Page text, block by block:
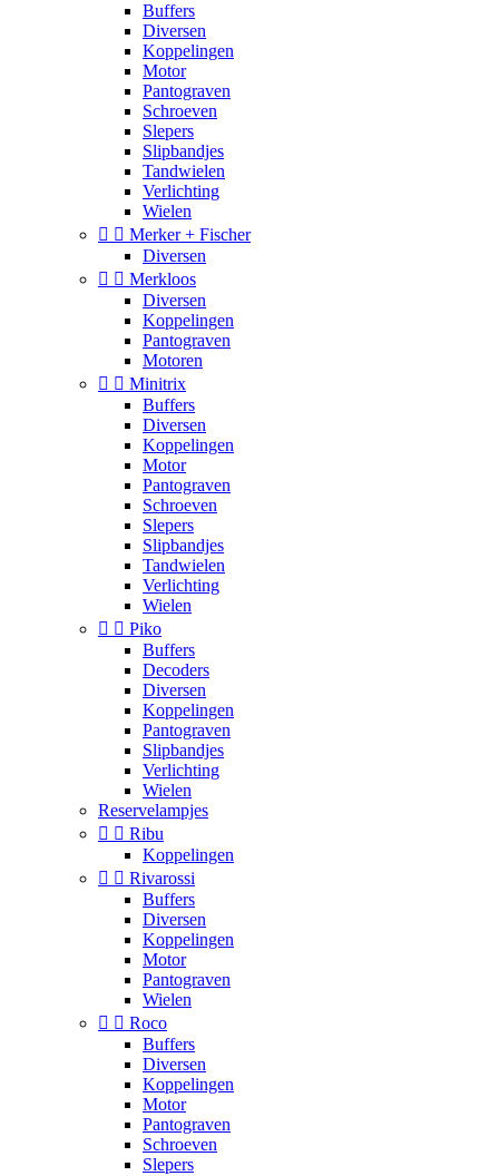
Buffers
Diversen
Koppelingen
Motor
Pantograven
Schroeven
Slepers
Slipbandjes
Tandwielen
Verlichting
Wielen
  Merker + Fischer
Diversen
  Merkloos
Diversen
Koppelingen
Pantograven
Motoren
  Minitrix
Buffers
Diversen
Koppelingen
Motor
Pantograven
Schroeven
Slepers
Slipbandjes
Tandwielen
Verlichting
Wielen
  Piko
Buffers
Decoders
Diversen
Koppelingen
Pantograven
Slipbandjes
Verlichting
Wielen
Reservelampjes
  Ribu
Koppelingen
  Rivarossi
Buffers
Diversen
Koppelingen
Motor
Pantograven
Wielen
  Roco
Buffers
Diversen
Koppelingen
Motor
Pantograven
Schroeven
Slepers